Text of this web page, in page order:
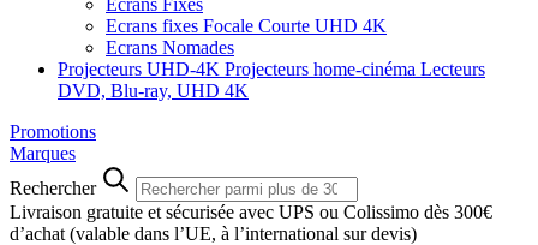
Ecrans Fixes
Ecrans fixes Focale Courte UHD 4K
Ecrans Nomades
Projecteurs UHD-4K Projecteurs home-cinéma Lecteurs
DVD, Blu-ray, UHD 4K
Promotions
Marques
Rechercher
Livraison gratuite et sécurisée avec UPS ou Colissimo dès 300€
d’achat (valable dans l’UE, à l’international sur devis)